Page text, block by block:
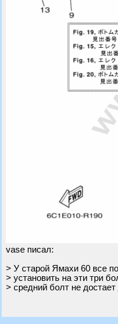
vase писал:
> У старой Ямахи 60 все
> установить на эти три
> средний болт не